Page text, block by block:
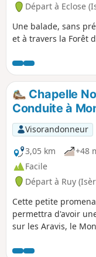
Départ à Eclose
Une balade, sans
et à travers la Forêt
Chapelle
Conduite à
Visorandonneur
3,05 km
+48
Facile
Départ à Ruy
Cette petite
permettra d'avoir
sur les Aravis, le
et le Vercors.